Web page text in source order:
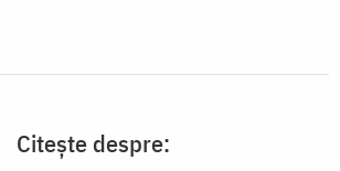
Citește despre: